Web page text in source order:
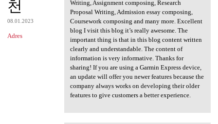
천
08.01.2023
Adres
Writing, Assignment composing, Research
Proposal Writing, Admission essay composing,
Coursework composing and many more. Excellent
blog I visit this blog it’s really awesome. The
important thing is that in this blog content written
clearly and understandable. The content of
information is very informative. Thanks for
sharing! If you are using a Garmin Express device,
an update will offer you newer features because the
company always works on developing their older
features to give customers a better experience.